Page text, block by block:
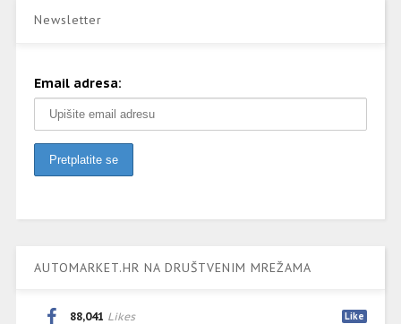
Newsletter
Email adresa:
AUTOMARKET.HR NA DRUŠTVENIM MREŽAMA
88,041 Likes Like